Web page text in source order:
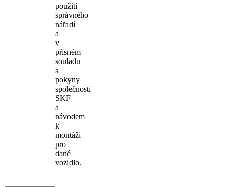
použití
správného
nářadí
a
v
přísném
souladu
s
pokyny
společnosti
SKF
a
návodem
k
montáži
pro
dané
vozidlo.